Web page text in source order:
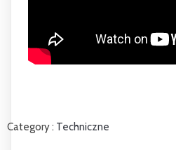
Category : Techniczne